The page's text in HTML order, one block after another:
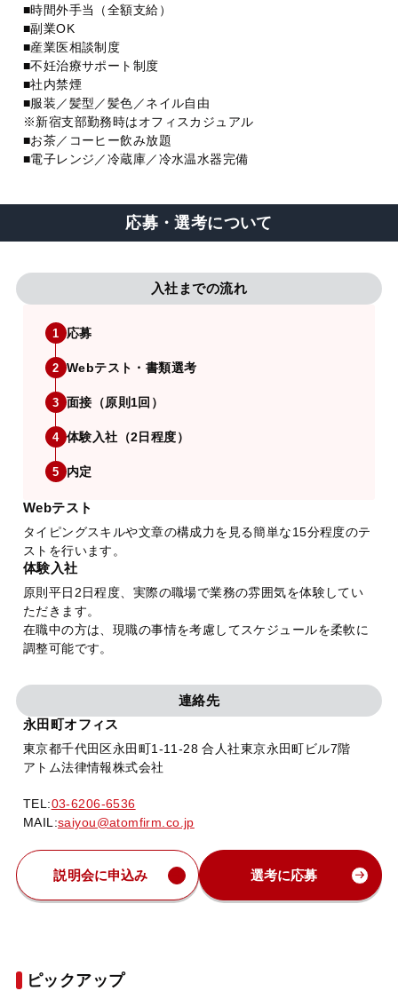
■時間外手当（全額支給）
■副業OK
■産業医相談制度
■不妊治療サポート制度
■社内禁煙
■服装／髪型／髪色／ネイル自由
※新宿支部勤務時はオフィスカジュアル
■お茶／コーヒー飲み放題
■電子レンジ／冷蔵庫／冷水温水器完備
応募・選考について
入社までの流れ
1 応募
2 Webテスト・書類選考
3 面接（原則1回）
4 体験入社（2日程度）
5 内定
Webテスト
タイピングスキルや文章の構成力を見る簡単な15分程度のテ
ストを行います。
体験入社
原則平日2日程度、実際の職場で業務の雰囲気を体験してい
ただきます。
在職中の方は、現職の事情を考慮してスケジュールを柔軟に
調整可能です。
連絡先
永田町オフィス
東京都千代田区永田町1-11-28 合人社東京永田町ビル7階
アトム法律情報株式会社
TEL:03-6206-6536
MAIL:saiyou@atomfirm.co.jp
説明会に申込み 選考に応募
ピックアップ